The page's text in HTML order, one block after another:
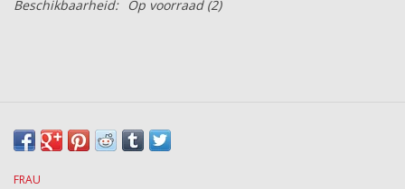
Beschikbaarheid:
Op voorraad(2)
FRAU